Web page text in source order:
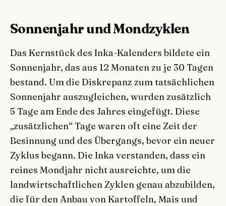
Sonnenjahr und Mondzyklen
Das Kernstück des Inka-Kalenders bildete ein
Sonnenjahr, das aus 12 Monaten zu je 30 Tagen
bestand. Um die Diskrepanz zum tatsächlichen
Sonnenjahr auszugleichen, wurden zusätzlich
5 Tage am Ende des Jahres eingefügt. Diese
„zusätzlichen“ Tage waren oft eine Zeit der
Besinnung und des Übergangs, bevor ein neuer
Zyklus begann. Die Inka verstanden, dass ein
reines Mondjahr nicht ausreichte, um die
landwirtschaftlichen Zyklen genau abzubilden,
die für den Anbau von Kartoffeln, Mais und